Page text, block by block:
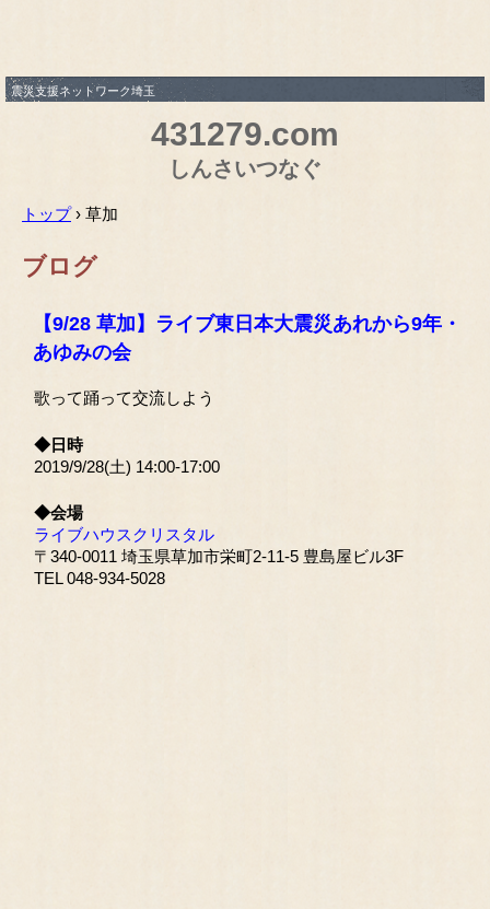
震災支援ネットワーク埼玉
431279.com
しんさいつなぐ
トップ› 草加
ブログ
【9/28 草加】ライブ東日本大震災あれから9年・
あゆみの会
歌って踊って交流しよう
◆日時
2019/9/28(土) 14:00-17:00
◆会場
ライブハウスクリスタル
〒340-0011 埼玉県草加市栄町2-11-5 豊島屋ビル3F
TEL 048-934-5028